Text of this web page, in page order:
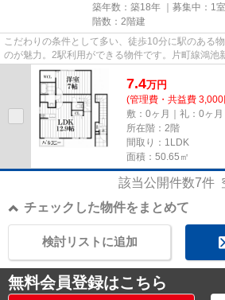
築年数：築18年 ｜募集中： 1室
階数：2階建
こだわりの条件として多い、徒歩10分に駅のある
のが魅力。2駅利用ができる物件です。片町線鴻池
が存在しています。物件の詳細...
7.4万円
(管理費・共益費
敷：0ヶ月｜礼：0ヶ月
所在階：2階
間取り：1LDK
面積：50.65㎡
該当公開件数7件
チェックした物件をまとめて
検討リストに追加
無料会員登録はこちら